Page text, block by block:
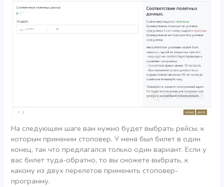
На следующем шаге вам нужно будет выбрать рейсы, к
которым применим стоповер. У меня был билет в один
конец, так что предлагался только один вариант. Если у
вас билет туда-обратно, то вы сможете выбрать, к
какому из двух перелетов применить стоповер-
программу.